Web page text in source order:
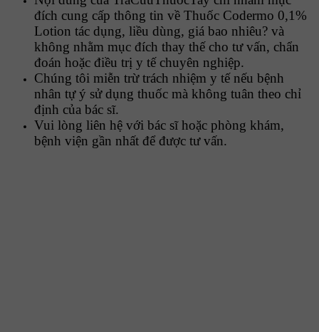
đích cung cấp thông tin về Thuốc Codermo 0,1%
Lotion tác dụng, liều dùng, giá bao nhiêu? và
không nhằm mục đích thay thế cho tư vấn, chẩn
đoán hoặc điều trị y tế chuyên nghiệp.
Chúng tôi miễn trừ trách nhiệm y tế nếu bệnh
nhân tự ý sử dụng thuốc mà không tuân theo chỉ
định của bác sĩ.
Vui lòng liên hệ với bác sĩ hoặc phòng khám,
bệnh viện gần nhất để được tư vấn.